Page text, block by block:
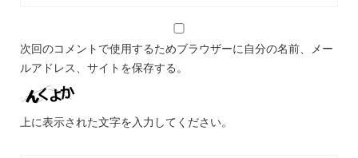
次回のコメントで使用するためブラウザーに自分の名前、メー
ルアドレス、サイトを保存する。
上に表示された文字を入力してください。